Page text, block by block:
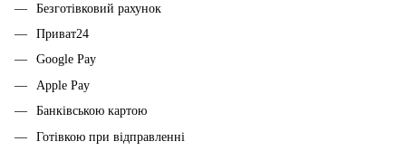
Безготівковий рахунок
Приват24
Google Pay
Apple Pay
Банківською картою
Готівкою при відправленні